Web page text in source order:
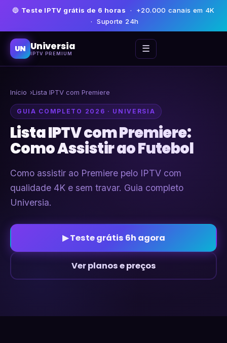
🔵 Teste IPTV grátis de 6 horas · +20.000 canais em 4K
· Suporte 24h
UN Universia
IPTV PREMIUM ☰
Início Lista IPTV com Premiere
GUIA COMPLETO 2026 · UNIVERSIA
Lista IPTV com Premiere:
Como Assistir ao Futebol
Como assistir ao Premiere pelo IPTV com
qualidade 4K e sem travar. Guia completo
Universia.
▶ Teste grátis 6h agora
Ver planos e preços